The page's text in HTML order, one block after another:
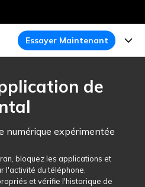
Essayer Maintenant
Numérique de Vos Enfants
Essai Gratuit
de
numérique expérimentée
bloquez les applications et
l'activité du téléphone.
et vérifie l'historique de